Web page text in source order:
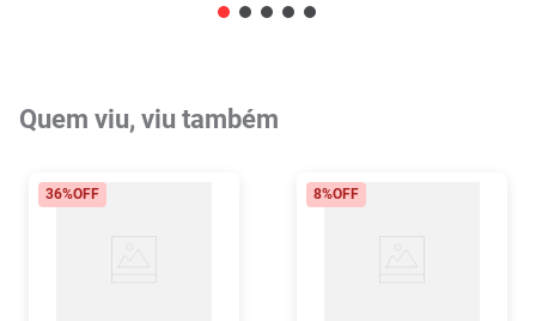
Quem viu, viu também
36%OFF 8%OFF